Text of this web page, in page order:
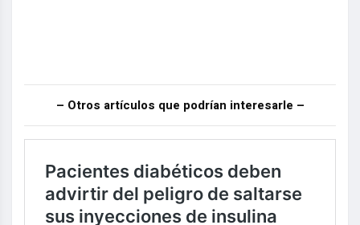
– Otros artículos que podrían interesarle –